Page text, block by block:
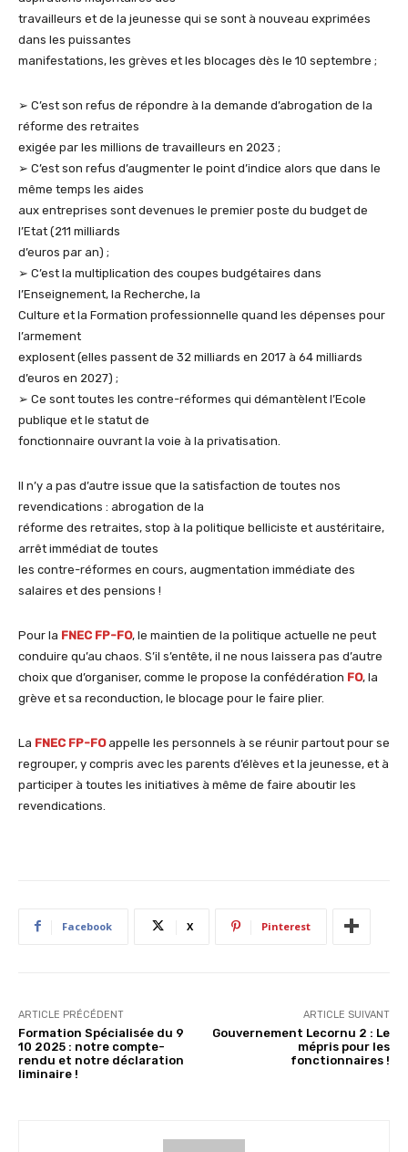
travailleurs et de la jeunesse qui se sont à nouveau exprimées
dans les puissantes
manifestations, les grèves et les blocages dès le 10 septembre ;
➢ C’est son refus de répondre à la demande d’abrogation de la
réforme des retraites
exigée par les millions de travailleurs en 2023 ;
➢ C’est son refus d’augmenter le point d’indice alors que dans le
même temps les aides
aux entreprises sont devenues le premier poste du budget de
l’Etat (211 milliards
d’euros par an) ;
➢ C’est la multiplication des coupes budgétaires dans
l’Enseignement, la Recherche, la
Culture et la Formation professionnelle quand les dépenses pour
l’armement
explosent (elles passent de 32 milliards en 2017 à 64 milliards
d’euros en 2027) ;
➢ Ce sont toutes les contre-réformes qui démantèlent l’Ecole
publique et le statut de
fonctionnaire ouvrant la voie à la privatisation.
Il n’y a pas d’autre issue que la satisfaction de toutes nos
revendications : abrogation de la
réforme des retraites, stop à la politique belliciste et austéritaire,
arrêt immédiat de toutes
les contre-réformes en cours, augmentation immédiate des
salaires et des pensions !
Pour la FNEC FP-FO, le maintien de la politique actuelle ne peut
conduire qu’au chaos. S’il s’entête, il ne nous laissera pas d’autre
choix que d’organiser, comme le propose la confédération FO, la
grève et sa reconduction, le blocage pour le faire plier.
La FNEC FP-FOappelle les personnels à se réunir partout pour se
regrouper, y compris avec les parents d’élèves et la jeunesse, et à
participer à toutes les initiatives à même de faire aboutir les
revendications.
Facebook X Pinterest
ARTICLE PRÉCÉDENT
Formation Spécialisée du 9
10 2025 : notre compte-
rendu et notre déclaration
liminaire !
ARTICLE SUIVANT
Gouvernement Lecornu 2 : Le
mépris pour les
fonctionnaires !